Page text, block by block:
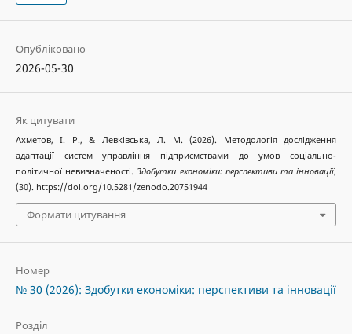
Опубліковано
2026-05-30
Як цитувати
Ахметов, І. Р., & Левківська, Л. М. (2026). Методологія дослідження
адаптації систем управління підприємствами до умов соціально-
політичної невизначеності.Здобутки економіки: перспективи та інновації,
(30). https://doi.org/10.5281/zenodo.20751944
Формати цитування
Номер
№ 30 (2026): Здобутки економіки: перспективи та інновації
Розділ